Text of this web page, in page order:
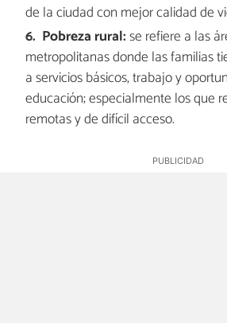
de la ciudad con mejor calidad de
Pobreza rural:se refiere a las
metropolitanas donde las familias
a servicios básicos, trabajo y
educación; especialmente los que
remotas y de difícil acceso.